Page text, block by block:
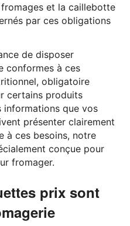
et la caillebotte
par ces obligations
de disposer
conformes à ces
obligatoire
certains produits
informations que vos
présenter clairement
à ces besoins, notre
conçue pour
fromager.
prix sont